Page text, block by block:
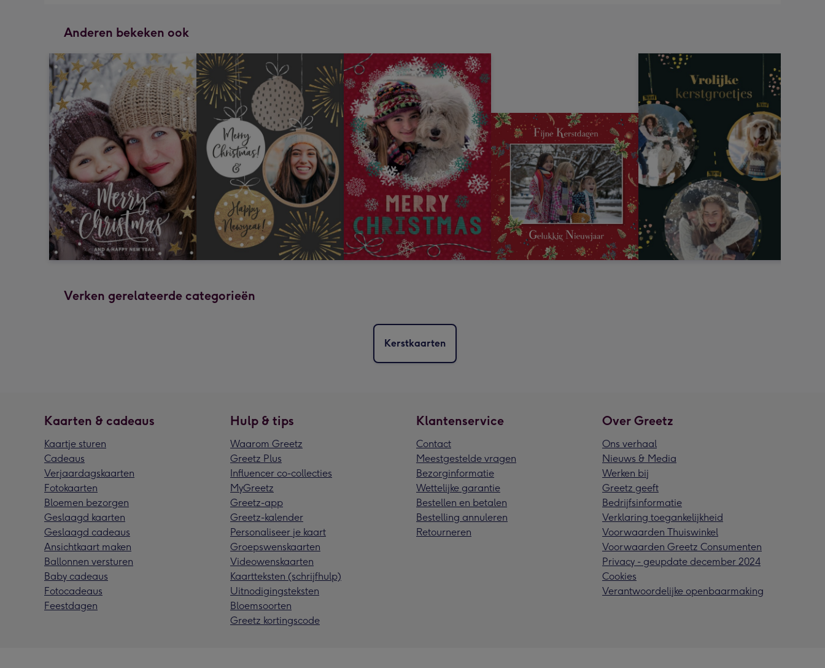
Anderen bekeken ook
Verken gerelateerde categorieën
Kerstkaarten
Kaarten & cadeaus
Kaartje sturen
Cadeaus
Verjaardagskaarten
Fotokaarten
Bloemen bezorgen
Geslaagd kaarten
Geslaagd cadeaus
Ansichtkaart maken
Ballonnen versturen
Baby cadeaus
Fotocadeaus
Feestdagen
Hulp & tips
Waarom Greetz
Greetz Plus
Influencer co-collecties
MyGreetz
Greetz-app
Greetz-kalender
Personaliseer je kaart
Groepswenskaarten
Videowenskaarten
Kaartteksten (schrijfhulp)
Uitnodigingsteksten
Bloemsoorten
Greetz kortingscode
Klantenservice
Contact
Meestgestelde vragen
Bezorginformatie
Wettelijke garantie
Bestellen en betalen
Bestelling annuleren
Retourneren
Over Greetz
Ons verhaal
Nieuws & Media
Werken bij
Greetz geeft
Bedrijfsinformatie
Verklaring toegankelijkheid
Voorwaarden Thuiswinkel
Voorwaarden Greetz Consumenten
Privacy - geupdate december 2024
Cookies
Verantwoordelijke openbaarmaking